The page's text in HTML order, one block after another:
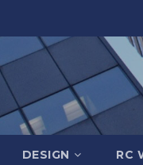
DESIGN RC